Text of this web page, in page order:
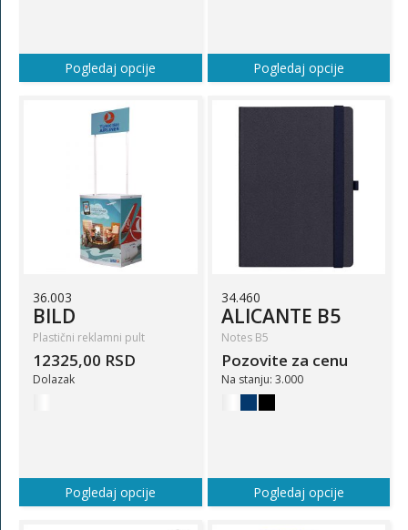
Pogledaj opcije Pogledaj opcije
36.003
BILD
Plastični reklamni pult
12325,00 RSD
Dolazak
Pogledaj opcije
34.460
ALICANTE B5
Notes B5
Pozovite za cenu
Na stanju: 3.000
Pogledaj opcije